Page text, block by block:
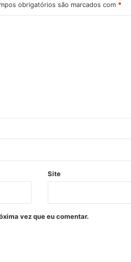
obrigatórios são marcados com *
Site
vez que eu comentar.